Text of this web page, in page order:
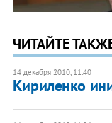
ЧИТАЙТЕ
14 декабря 2010, 11:40
Кириленко